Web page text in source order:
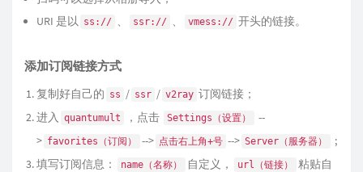
URI 是以 ss:// 、 ssr:// 、 vmess:// 开头的链接。
添加订阅链接方式
复制好自己的 ss / ssr / v2ray 订阅链接；
进入 quantumult ，点击 Settings（设置）
--
> favorites（订阅） --> 点击右上角+号 --> Server（服务器）
;
填写订阅信息：
name（名称） 自定义， url（链接）
粘贴自